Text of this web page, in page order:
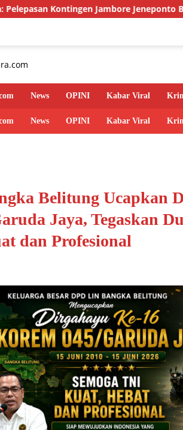
Jambore Jeneponto Bukan Sekadar
News OPINI Kabar Viral
News OPINI Kabar Viral
Belitung Ucapkan
Jaya, Tegaskan
dan Profesional